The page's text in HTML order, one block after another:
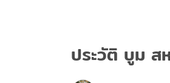
ประวัติ บูม ส